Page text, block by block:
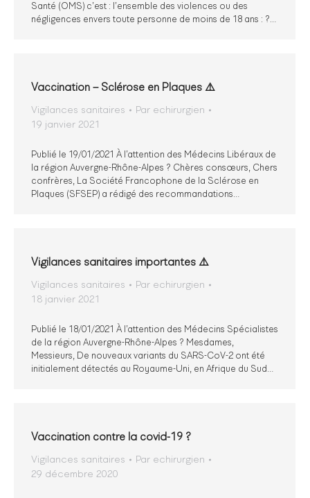
Santé (OMS) c’est : l’ensemble des violences ou des
négligences envers toute personne de moins de 18 ans : ?…
Vaccination – Sclérose en Plaques ⚠️
Vigilances sanitaires Par echirurgien
19 janvier 2021
Publié le 19/01/2021 À l’attention des Médecins Libéraux de
la région Auvergne-Rhône-Alpes ? Chères consœurs, Chers
confrères, La Société Francophone de la Sclérose en
Plaques (SFSEP) a rédigé des recommandations…
Vigilances sanitaires importantes ⚠️
Vigilances sanitaires Par echirurgien
18 janvier 2021
Publié le 18/01/2021 À l’attention des Médecins Spécialistes
de la région Auvergne-Rhône-Alpes ? Mesdames,
Messieurs, De nouveaux variants du SARS-CoV-2 ont été
initialement détectés au Royaume-Uni, en Afrique du Sud…
Vaccination contre la covid-19 ?
Vigilances sanitaires Par echirurgien
29 décembre 2020